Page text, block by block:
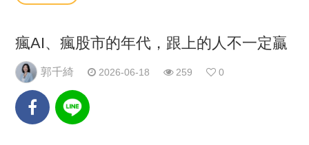
瘋AI、瘋股市的年代，跟上的人不一定贏
郭千綺 2026-06-18 259 0